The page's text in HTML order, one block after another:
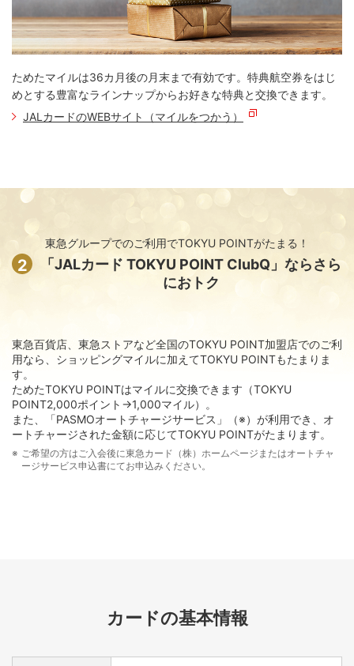
ためたマイルは36カ月後の月末まで有効です。特典航空券をはじ
めとする豊富なラインナップからお好きな特典と交換できます。
JALカードのWEBサイト（マイルをつかう）
東急グループでのご利用でTOKYU POINTがたまる！
2
「JALカード TOKYU POINT ClubQ」ならさら
におトク
東急百貨店、東急ストアなど全国のTOKYU POINT加盟店でのご利
用なら、ショッピングマイルに加えてTOKYU POINTもたまりま
す。
ためたTOKYU POINTはマイルに交換できます（TOKYU
POINT2,000ポイント→1,000マイル）。
また、「PASMOオートチャージサービス」（※）が利用でき、オ
ートチャージされた金額に応じてTOKYU POINTがたまります。
ご希望の方はご入会後に東急カード（株）ホームページまたはオートチャ
ージサービス申込書にてお申込みください。
カードの基本情報